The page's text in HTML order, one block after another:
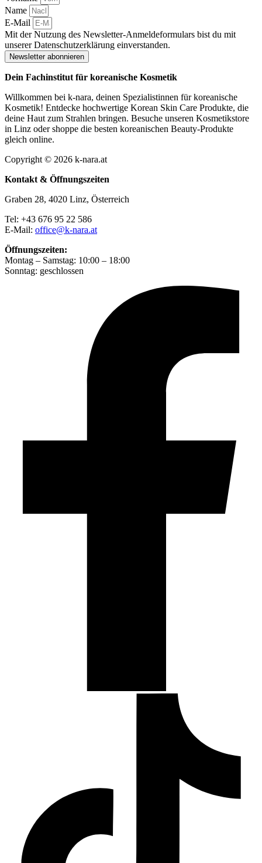
Name
E-Mail
Mit der Nutzung des Newsletter-Anmeldeformulars bist du mit
unserer Datenschutzerklärung einverstanden.
Newsletter abonnieren
Dein Fachinstitut für koreanische Kosmetik
Willkommen bei k-nara, deinen Spezialistinnen für koreanische
Kosmetik! Entdecke hochwertige Korean Skin Care Produkte, die
deine Haut zum Strahlen bringen. Besuche unseren Kosmetikstore
in Linz oder shoppe die besten koreanischen Beauty-Produkte
gleich online.
Copyright © 2026 k-nara.at
Kontakt & Öffnungszeiten
Graben 28, 4020 Linz, Österreich
Tel: +43 676 95 22 586
E-Mail: office@k-nara.at
Öffnungszeiten:
Montag – Samstag: 10:00 – 18:00
Sonntag: geschlossen